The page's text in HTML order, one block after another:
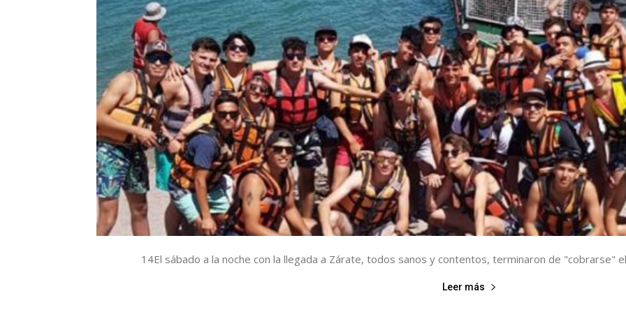
14El sábado a la noche con la llegada a Zárate, todos sanos y contentos, terminaron de "cobrarse"
Leer más